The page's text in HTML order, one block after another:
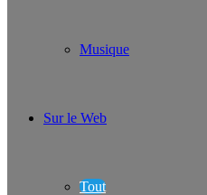
Musique
Sur le Web
Tout